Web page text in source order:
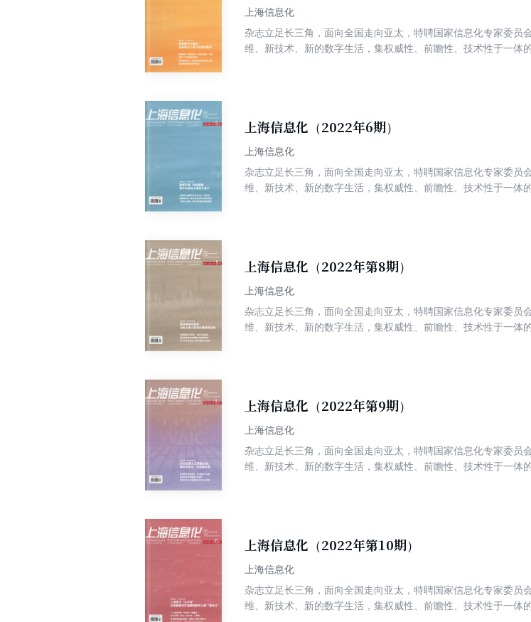
上海信息化
杂志立足长三角，面向全国走向亚太，特聘国家信息化专家委员
维、新技术、新的数字生活，集权威性、前瞻性、技术性于一体
上海信息化（2022年6期）
上海信息化
杂志立足长三角，面向全国走向亚太，特聘国家信息化专家委员
维、新技术、新的数字生活，集权威性、前瞻性、技术性于一体
上海信息化（2022年第8期）
上海信息化
杂志立足长三角，面向全国走向亚太，特聘国家信息化专家委员
维、新技术、新的数字生活，集权威性、前瞻性、技术性于一体
上海信息化（2022年第9期）
上海信息化
杂志立足长三角，面向全国走向亚太，特聘国家信息化专家委员
维、新技术、新的数字生活，集权威性、前瞻性、技术性于一体
上海信息化（2022年第10期）
上海信息化
杂志立足长三角，面向全国走向亚太，特聘国家信息化专家委员
维、新技术、新的数字生活，集权威性、前瞻性、技术性于一体